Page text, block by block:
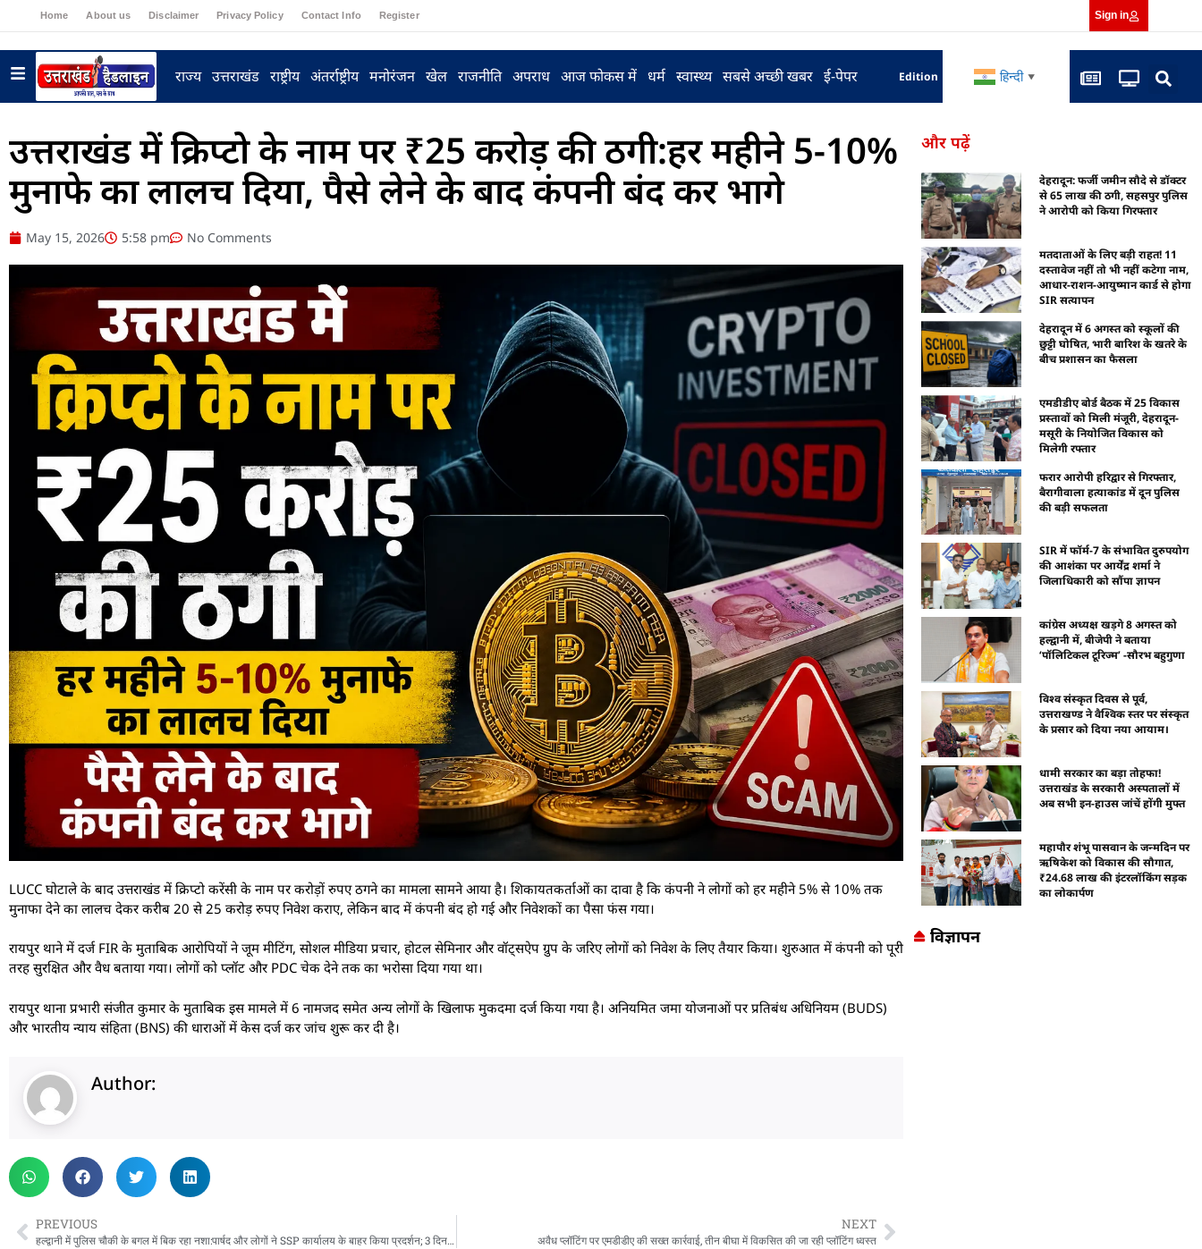
Home About us Disclaimer Privacy Policy Contact Info Register Sign in
राज्य उत्तराखंड राष्ट्रीय अंतर्राष्ट्रीय मनोरंजन खेल राजनीति अपराध आज फोकस में धर्म स्वास्थ्य सबसे अच्छी खबर ई-पेपर Edition हिन्दी ▼
उत्तराखंड में क्रिप्टो के नाम पर ₹25 करोड़ की ठगी:हर महीने 5-10%
मुनाफे का लालच दिया, पैसे लेने के बाद कंपनी बंद कर भागे
May 15, 2026 5:58 pm No Comments
LUCC घोटाले के बाद उत्तराखंड में क्रिप्टो करेंसी के नाम पर करोड़ों रुपए ठगने का मामला सामने आया है। शिकायतकर्ताओं का दावा है कि कंपनी ने लोगों को हर महीने 5% से 10% तक
मुनाफा देने का लालच देकर करीब 20 से 25 करोड़ रुपए निवेश कराए, लेकिन बाद में कंपनी बंद हो गई और निवेशकों का पैसा फंस गया।
रायपुर थाने में दर्ज FIR के मुताबिक आरोपियों ने जूम मीटिंग, सोशल मीडिया प्रचार, होटल सेमिनार और वॉट्सऐप ग्रुप के जरिए लोगों को निवेश के लिए तैयार किया। शुरुआत में कंपनी को पूरी
तरह सुरक्षित और वैध बताया गया। लोगों को प्लॉट और PDC चेक देने तक का भरोसा दिया गया था।
रायपुर थाना प्रभारी संजीत कुमार के मुताबिक इस मामले में 6 नामजद समेत अन्य लोगों के खिलाफ मुकदमा दर्ज किया गया है। अनियमित जमा योजनाओं पर प्रतिबंध अधिनियम (BUDS)
और भारतीय न्याय संहिता (BNS) की धाराओं में केस दर्ज कर जांच शुरू कर दी है।
Author:
PREVIOUS
हल्द्वानी में पुलिस चौकी के बगल में बिक रहा नशा:पार्षद और लोगों ने SSP कार्यालय के बाहर किया प्रदर्शन; 3 दिन का अल्टीमेटम
NEXT
अवैध प्लॉटिंग पर एमडीडीए की सख्त कार्रवाई, तीन बीघा में विकसित की जा रही प्लॉटिंग ध्वस्त
और पढ़ें
देहरादून: फर्जी जमीन सौदे से डॉक्टर
से 65 लाख की ठगी, सहसपुर पुलिस
ने आरोपी को किया गिरफ्तार
मतदाताओं के लिए बड़ी राहत! 11
दस्तावेज नहीं तो भी नहीं कटेगा नाम,
आधार-राशन-आयुष्मान कार्ड से होगा
SIR सत्यापन
देहरादून में 6 अगस्त को स्कूलों की
छुट्टी घोषित, भारी बारिश के खतरे के
बीच प्रशासन का फैसला
एमडीडीए बोर्ड बैठक में 25 विकास
प्रस्तावों को मिली मंजूरी, देहरादून-
मसूरी के नियोजित विकास को
मिलेगी रफ्तार
फरार आरोपी हरिद्वार से गिरफ्तार,
बैरागीवाला हत्याकांड में दून पुलिस
की बड़ी सफलता
SIR में फॉर्म-7 के संभावित दुरुपयोग
की आशंका पर आर्येंद्र शर्मा ने
जिलाधिकारी को सौंपा ज्ञापन
कांग्रेस अध्यक्ष खड़गे 8 अगस्त को
हल्द्वानी में, बीजेपी ने बताया
‘पॉलिटिकल टूरिज्म’ -सौरभ बहुगुणा
विश्व संस्कृत दिवस से पूर्व,
उत्तराखण्ड ने वैश्विक स्तर पर संस्कृत
के प्रसार को दिया नया आयाम।
धामी सरकार का बड़ा तोहफा!
उत्तराखंड के सरकारी अस्पतालों में
अब सभी इन-हाउस जांचें होंगी मुफ्त
महापौर शंभू पासवान के जन्मदिन पर
ऋषिकेश को विकास की सौगात,
₹24.68 लाख की इंटरलॉकिंग सड़क
का लोकार्पण
विज्ञापन